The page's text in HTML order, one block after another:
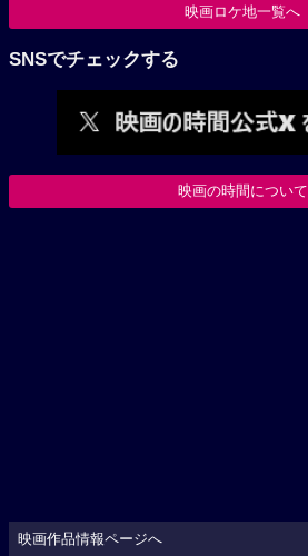
映画ロケ地一覧へ
SNSでチェックする
映画の時間について
映画作品情報ページへ